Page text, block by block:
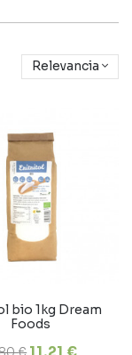
Relevancia
bio 1kg Dream
Foods